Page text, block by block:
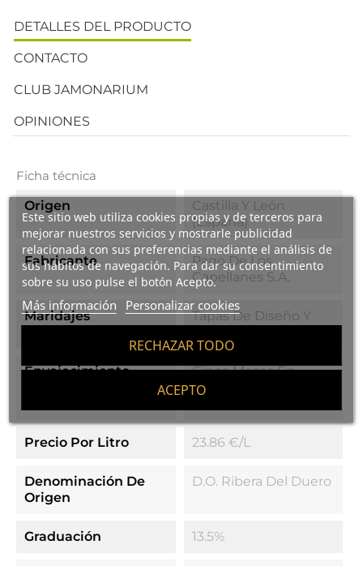
Este sitio web utiliza cookies propias y de terceros para
mejorar nuestros servicios y mostrarle publicidad
relacionada con sus preferencias mediante el análisis de
sus hábitos de navegación. Para dar su consentimiento
sobre su uso pulse el botón Acepto.
Más información Personalizar cookies
RECHAZAR TODO
ACEPTO
DETALLES DEL PRODUCTO
CONTACTO
CLUB JAMONARIUM
OPINIONES
Ficha técnica
Origen
Castilla Y León
(España)
Fabricante
Pago De Los
Capellanes S.A.
Maridajes
Tapas De Diseño Y
Envejecimiento
Cinco Meses En
Barricas De Roble
Precio Por Litro 23.86 €/l
Denominación De
Origen
D.O. Ribera Del Duero
Graduación 13.5%